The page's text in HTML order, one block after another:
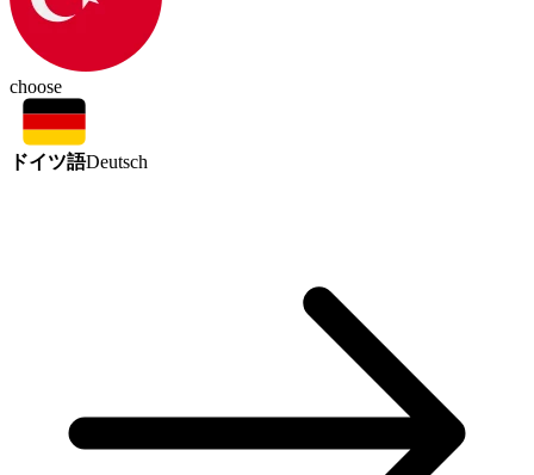
choose
ドイツ語Deutsch